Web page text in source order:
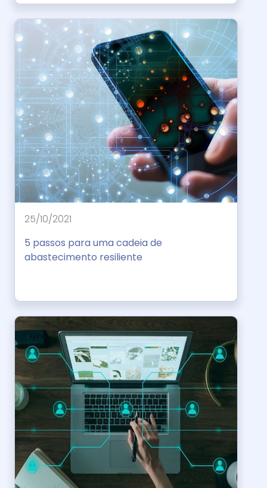
25/10/2021
5 passos para uma cadeia de
abastecimento resiliente